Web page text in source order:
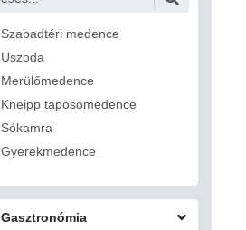
Becsvölgye
Békéscsaba
Békésszentandrás
Bélapátfalva
Szabadtéri medence
Uszoda
Merülőmedence
Kneipp taposómedence
Sókamra
Gyerekmedence
Gőzkamra
Aromakabin
Gasztronómia